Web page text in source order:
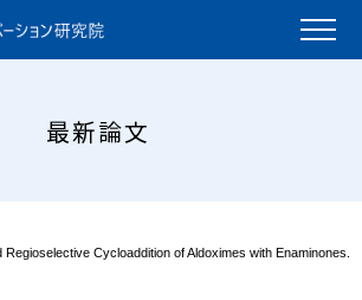
最新論文
Cycloaddition of Aldoximes with Enaminones.